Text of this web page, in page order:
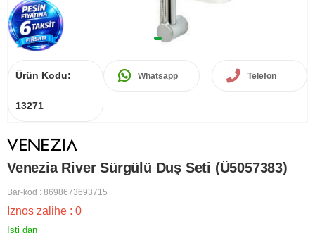
Ürün Kodu:
13271
Whatsapp Telefon
Venezia River Sürgülü Duş Seti (Ü5057383)
Bar-kod : 8698673693715
Iznos zalihe : 0
Isti dan